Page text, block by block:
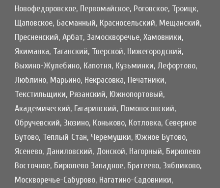
Новофедоровское, Первомайское, Роговское, Троицк,
Щаповское, Басманный, Красносельский, Мещанский,
Пресненский, Арбат, Замоскворечье, Хамовники,
Якиманка, Таганский, Тверской, Нижегородский,
Выхино-Жулебино, Капотня, Кузьминки, Лефортово,
Люблино, Марьино, Некрасовка, Печатники,
Текстильщики, Рязанский, Южнопортовый,
Академический, Гагаринский, Ломоносовский,
Обручевский, Зюзино, Коньково, Котловка, Северное
Бутово, Теплый Стан, Черемушки, Южное Бутово,
Ясенево, Даниловский, Донской, Нагорный, Бирюлево
Восточное, Бирюлево Западное, Братеево, Зябликово,
Москворечье-Сабурово, Нагатино-Садовники,